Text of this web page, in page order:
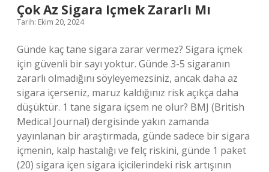
Çok Az Sigara Içmek Zararlı Mı
Tarih: Ekim 20, 2024
Günde kaç tane sigara zarar vermez? Sigara içmek
için güvenli bir sayı yoktur. Günde 3-5 sigaranın
zararlı olmadığını söyleyemezsiniz, ancak daha az
sigara içerseniz, maruz kaldığınız risk açıkça daha
düşüktür. 1 tane sigara içsem ne olur? BMJ (British
Medical Journal) dergisinde yakın zamanda
yayınlanan bir araştırmada, günde sadece bir sigara
içmenin, kalp hastalığı ve felç riskini, günde 1 paket
(20) sigara içen sigara içicilerindeki risk artışının